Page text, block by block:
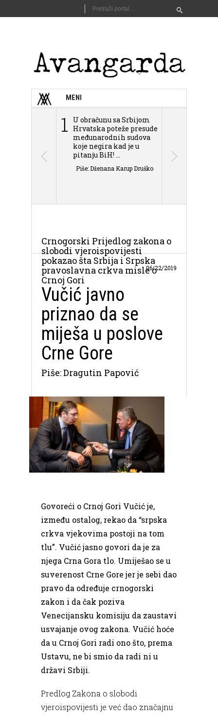
MENI
1
U obračunu sa Srbijom
Hrvatska poteže presude
međunarodnih sudova
koje negira kad je u
pitanju BiH! ...
Piše: Dženana Karup Druško
Crnogorski Prijedlog zakona o
slobodi vjeroispovijesti
pokazao šta Srbija i Srpska
pravoslavna crkva misle o
Crnoj Gori
06/22/2019
Vučić javno
priznao da se
miješa u poslove
Crne Gore
Piše: Dragutin Papović
Govoreći o Crnoj Gori Vučić je,
između ostalog, rekao da “srpska
crkva vjekovima postoji na tom
tlu”. Vučić jasno govori da je za
njega Crna Gora tlo. Umiješao se u
suverenost Crne Gore jer je sebi dao
pravo da određuje crnogorski
zakon i da čak poziva
Venecijansku komisiju da zaustavi
usvajanje ovog zakona. Vučić hoće
da u Crnoj Gori radi ono što, prema
Ustavu, ne bi smio da radi ni u
državi Srbiji.
Predlog Zakona o slobodi
vjeroispovijesti je već dao značajnu